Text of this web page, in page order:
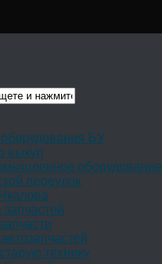
БУ
выкуп
оборудование
переулок
запчастей
технику